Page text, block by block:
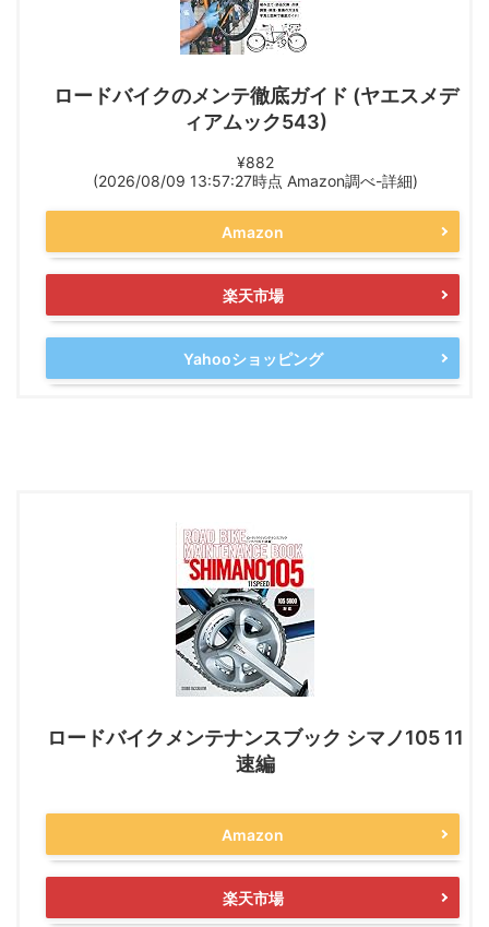
ロードバイクのメンテ徹底ガイド (ヤエスメデ
ィアムック543)
¥882
(2026/08/09 13:57:27時点 Amazon調べ-詳細)
Amazon
楽天市場
Yahooショッピング
ロードバイクメンテナンスブック シマノ105 11
速編
Amazon
楽天市場